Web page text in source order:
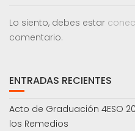
Lo siento, debes estar
comentario.
ENTRADAS RECIENTES
Acto de Graduación 4ESO
los Remedios